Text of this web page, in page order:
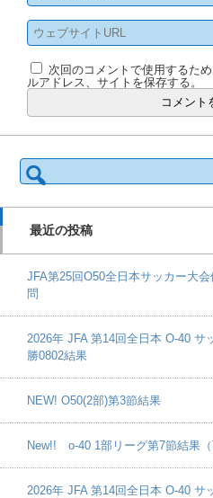
次回のコメントで使用するた
ルアドレス、サイトを保存する。
検
索:
最近の投稿
JFA第25回O50全日本サッカー大
問
2026年 JFA 第14回全日本 O-40 サ
勝0802結果
NEW! O50(2部)第3節結果
New!! o-40 1部リーグ第7節結果（
2026年 JFA 第14回全日本 O-40 サ